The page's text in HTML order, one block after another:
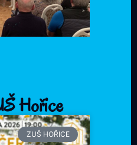
Hořice
ZUŠ HOŘICE